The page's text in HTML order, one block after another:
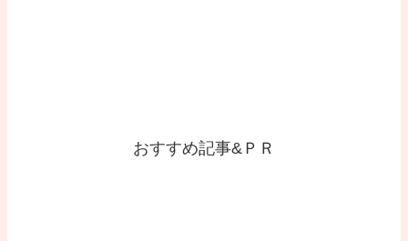
おすすめ記事&ＰＲ